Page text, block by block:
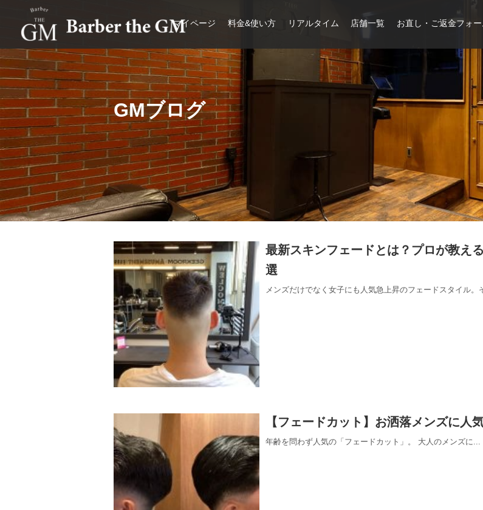
大阪・本町｜大人の散髪屋
マイページ 料金&使い方 リアルタイム 店舗一覧 お直し・ご返金フォー
GMブログ
最新スキンフェードとは？プロが教え
選
メンズだけでなく女子にも人気急上昇のフェードスタイル。
【フェードカット】お洒落メンズに人
年齢を問わず人気の「フェードカット」。 大人のメンズに...